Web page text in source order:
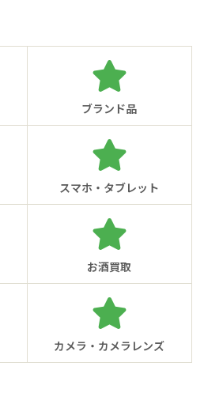
ブランド品
スマホ・タブレット
お酒買取
カメラ・カメラレンズ